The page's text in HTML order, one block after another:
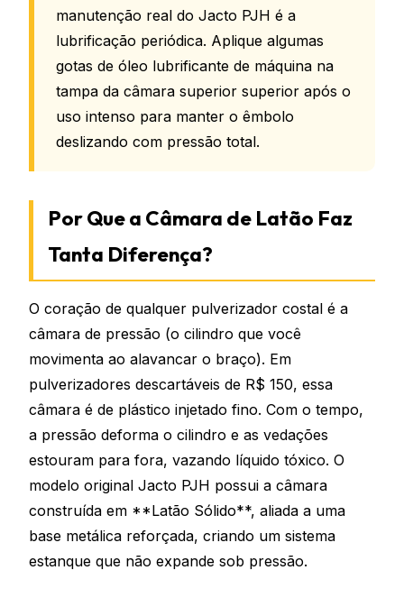
manutenção real do Jacto PJH é a
lubrificação periódica. Aplique algumas
gotas de óleo lubrificante de máquina na
tampa da câmara superior superior após o
uso intenso para manter o êmbolo
deslizando com pressão total.
Por Que a Câmara de Latão Faz
Tanta Diferença?
O coração de qualquer pulverizador costal é a
câmara de pressão (o cilindro que você
movimenta ao alavancar o braço). Em
pulverizadores descartáveis de R$ 150, essa
câmara é de plástico injetado fino. Com o tempo,
a pressão deforma o cilindro e as vedações
estouram para fora, vazando líquido tóxico. O
modelo original Jacto PJH possui a câmara
construída em **Latão Sólido**, aliada a uma
base metálica reforçada, criando um sistema
estanque que não expande sob pressão.